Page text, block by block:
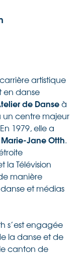
artistique
en danse
de Danseà
un centre majeur
1979, elle a
Jane Otth.
la Télévision
manière
et médias
s’est engagée
la danse et de
canton de